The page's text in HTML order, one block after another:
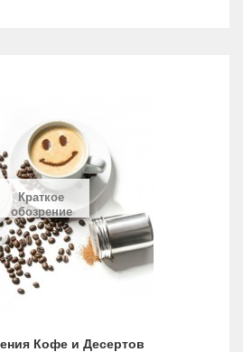
Краткое
обозрение
Кофе и Десертов